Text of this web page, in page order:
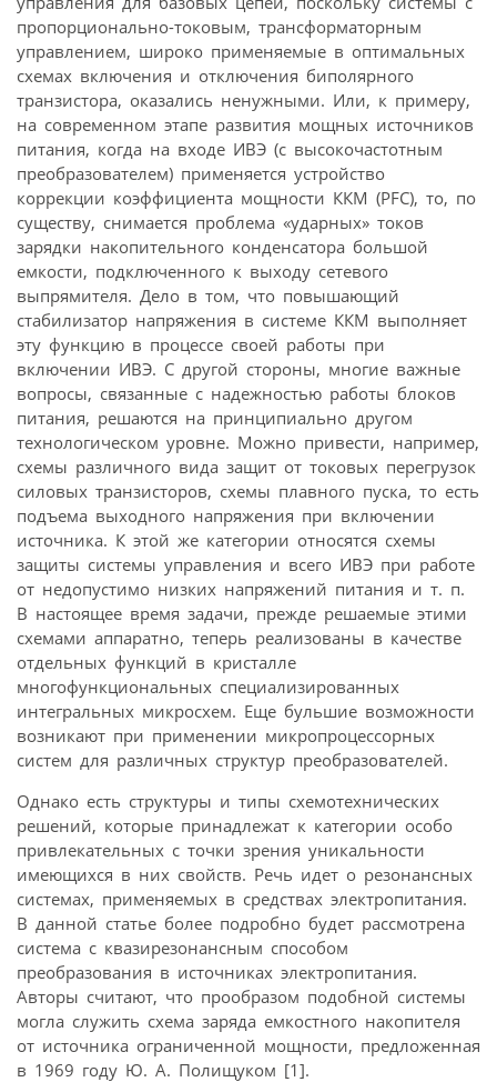
пропорционально-токовым, трансформаторным
управлением, широко применяемые в оптимальных
схемах включения и отключения биполярного
транзистора, оказались ненужными. Или, к примеру,
на современном этапе развития мощных источников
питания, когда на входе ИВЭ (с высокочастотным
преобразователем) применяется устройство
коррекции коэффициента мощности ККМ (PFC), то, по
существу, снимается проблема «ударных» токов
зарядки накопительного конденсатора большой
емкости, подключенного к выходу сетевого
выпрямителя. Дело в том, что повышающий
стабилизатор напряжения в системе ККМ выполняет
эту функцию в процессе своей работы при
включении ИВЭ. С другой стороны, многие важные
вопросы, связанные с надежностью работы блоков
питания, решаются на принципиально другом
технологическом уровне. Можно привести, например,
схемы различного вида защит от токовых перегрузок
силовых транзисторов, схемы плавного пуска, то есть
подъема выходного напряжения при включении
источника. К этой же категории относятся схемы
защиты системы управления и всего ИВЭ при работе
от недопустимо низких напряжений питания и т. п.
В настоящее время задачи, прежде решаемые этими
схемами аппаратно, теперь реализованы в качестве
отдельных функций в кристалле
многофункциональных специализированных
интегральных микросхем. Еще бульшие возможности
возникают при применении микропроцессорных
систем для различных структур преобразователей.
Однако есть структуры и типы схемотехнических
решений, которые принадлежат к категории особо
привлекательных с точки зрения уникальности
имеющихся в них свойств. Речь идет о резонансных
системах, применяемых в средствах электропитания.
В данной статье более подробно будет рассмотрена
система с квазирезонансным способом
преобразования в источниках электропитания.
Авторы считают, что прообразом подобной системы
могла служить схема заряда емкостного накопителя
от источника ограниченной мощности, предложенная
в 1969 году Ю. А. Полищуком [1].